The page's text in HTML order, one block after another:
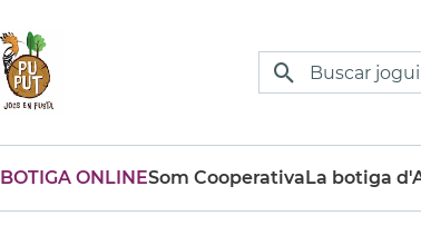
BOTIGA ONLINESom CooperativaLa botiga